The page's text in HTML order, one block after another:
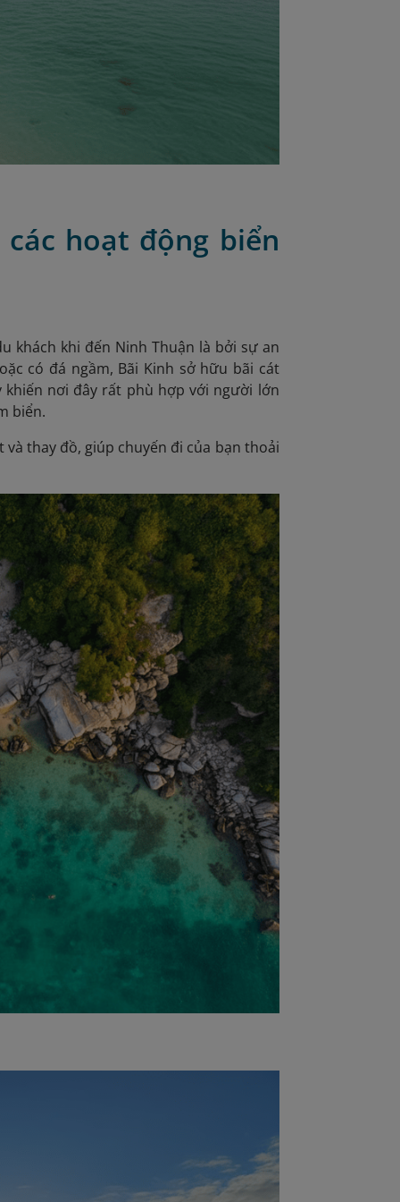
hoạt động biển
khách khi đến Ninh Thuận là bởi sự an
có đá ngầm, Bãi Kinh sở hữu bãi cát
nơi đây rất phù hợp với người lớn
biển.
thay đồ, giúp chuyến đi của bạn thoải